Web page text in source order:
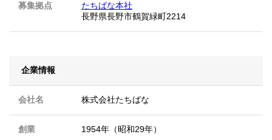
募集拠点
たちばな本社
長野県長野市鶴賀緑町2214
企業情報
会社名 株式会社たちばな
創業 1954年（昭和29年）